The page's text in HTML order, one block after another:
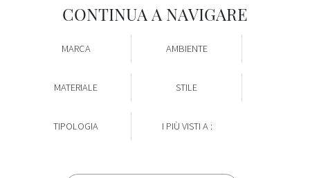
CONTINUA A NAVIGARE
MARCA AMBIENTE
MATERIALE STILE
TIPOLOGIA I PIÙ VISTI A :